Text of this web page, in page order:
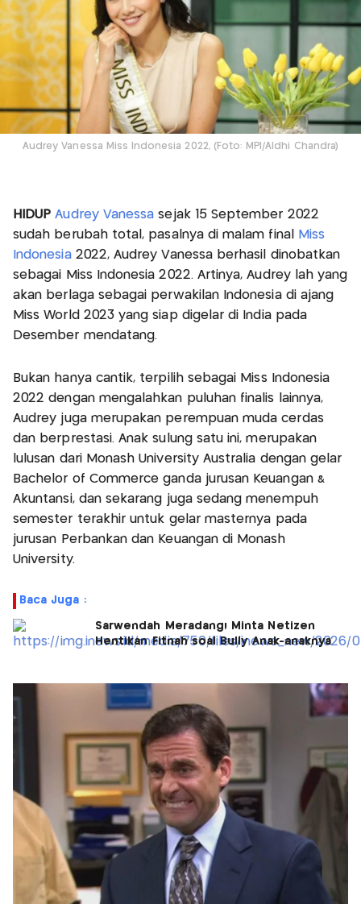
Audrey Vanessa Miss Indonesia 2022, (Foto: MPI/Aldhi Chandra)
HIDUP Audrey Vanessa sejak 15 September 2022
sudah berubah total, pasalnya di malam final
Miss
Indonesia2022, Audrey Vanessa berhasil dinobatkan
sebagai Miss Indonesia 2022. Artinya, Audrey lah yang
akan berlaga sebagai perwakilan Indonesia di ajang
Miss World 2023 yang siap digelar di India pada
Desember mendatang.
Bukan hanya cantik, terpilih sebagai Miss Indonesia
2022 dengan mengalahkan puluhan finalis lainnya,
Audrey juga merupakan perempuan muda cerdas
dan berprestasi. Anak sulung satu ini, merupakan
lulusan dari Monash University Australia dengan gelar
Bachelor of Commerce ganda jurusan Keuangan &
Akuntansi, dan sekarang juga sedang menempuh
semester terakhir untuk gelar masternya pada
jurusan Perbankan dan Keuangan di Monash
University.
Baca Juga :
Sarwendah Meradang! Minta Netizen
Hentikan Fitnah soal Bully Anak-anaknya